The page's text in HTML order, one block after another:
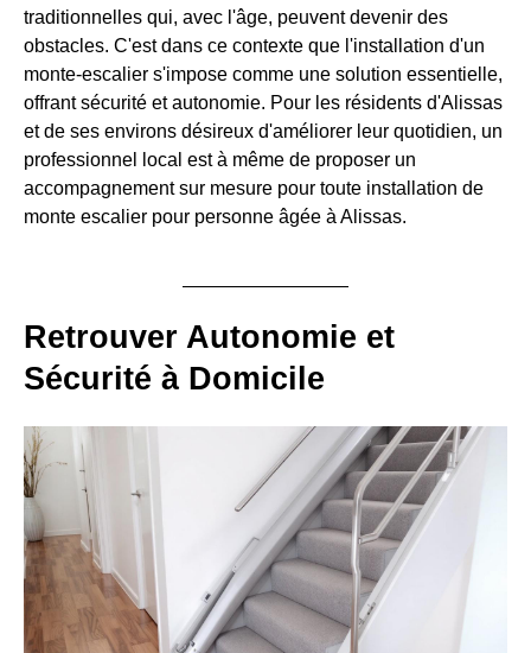
traditionnelles qui, avec l'âge, peuvent devenir des
obstacles. C'est dans ce contexte que l'installation d'un
monte-escalier s'impose comme une solution essentielle,
offrant sécurité et autonomie. Pour les résidents d'Alissas
et de ses environs désireux d'améliorer leur quotidien, un
professionnel local est à même de proposer un
accompagnement sur mesure pour toute installation de
monte escalier pour personne âgée à Alissas.
Retrouver Autonomie et
Sécurité à Domicile